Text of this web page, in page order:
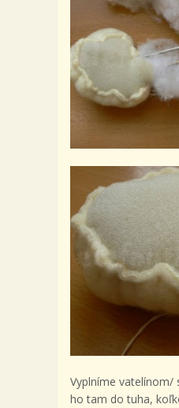
Vyplníme vatelínom/
ho tam do tuha,